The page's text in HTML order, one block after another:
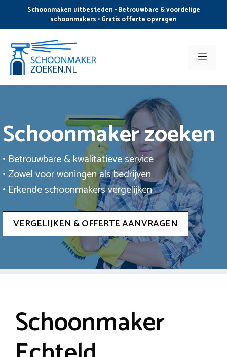
de
inhoud
Schoonmaken uitbesteden • Betrouwbare & voordelige
schoonmakers • Gratis offerte opvragen
Menu
Schoonmaker zoeken
• Betrouwbare & kwalitatieve service
• Zowel voor woningen als bedrijven
• Erkende schoonmakers vergelijken
VERGELIJKEN & OFFERTE AANVRAGEN
Schoonmaker